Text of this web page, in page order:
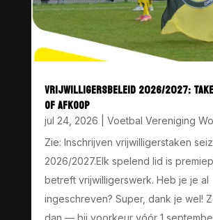
VRIJWILLIGERSBELEID 2026/2027:
OF AFKOOP
jul 24, 2026
Voetbal Vereniging
Zie: Inschrijven vrijwilligerstaken
2026/2027.Elk spelend lid is
betreft vrijwilligerswerk. Heb je je al
ingeschreven? Super, dank je wel!
dan — bij voorkeur vóór 1